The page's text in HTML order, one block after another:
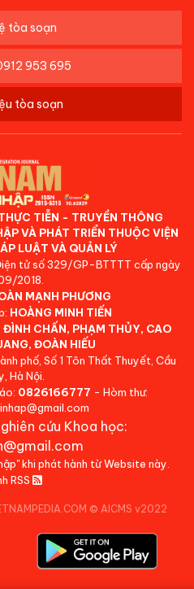
tòa soạn
953 695
tòa soạn
TIỄN - TRUYỀN THÔNG
VÀ PHÁT TRIỂN THUỘC VIỆN
LUẬT VÀ QUẢN LÝ
tử số 329/GP-BTTTT cấp ngày
2018.
MẠNH PHƯƠNG
HOÀNG MINH TIẾN
CHẤN, PHẠM THỦY, CAO
ĐOÀN HIẾU
phố, Số 1 Tôn Thất Thuyết, Cầu
Hà Nội.
0826166777 - Hòm thư:
cứu Khoa học:
khi phát hành từ Website này.
RSS
© AICMS v2022